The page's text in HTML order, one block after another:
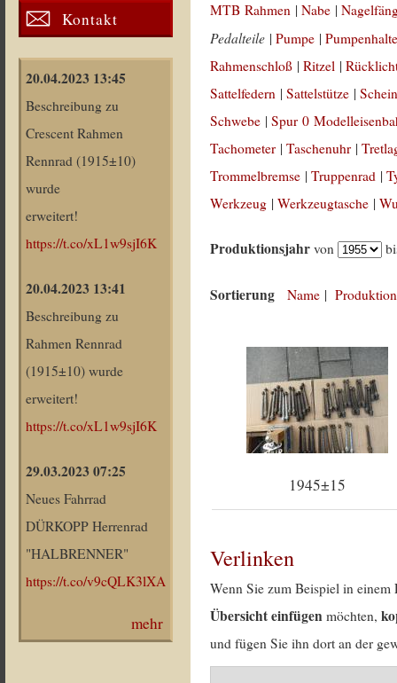
Kontakt
20.04.2023 13:45
Beschreibung zu
Crescent Rahmen
Rennrad (1915±10)
wurde
erweitert!
https://t.co/xL1w9sjI6K
20.04.2023 13:41
Beschreibung zu
Rahmen Rennrad
(1915±10) wurde
erweitert!
https://t.co/xL1w9sjI6K
29.03.2023 07:25
Neues Fahrrad
DÜRKOPP Herrenrad
"HALBRENNER"
https://t.co/v9cQLK3lXA
mehr
MTB Rahmen |Nabe |
Pedalteile |Pumpe |
Rahmenschloß |Ritzel |
Sattelfedern |Sattelstütze |
Schwebe |Spur 0
Tachometer |Taschenuhr |
Trommelbremse |Truppenrad |
Werkzeug |Werkzeugtasche |
Produktionsjahr von
Sortierung Name |
1945±15
Verlinken
Wenn Sie zum Beispiel in
Übersicht einfügen möchten,
und fügen Sie ihn dort an der